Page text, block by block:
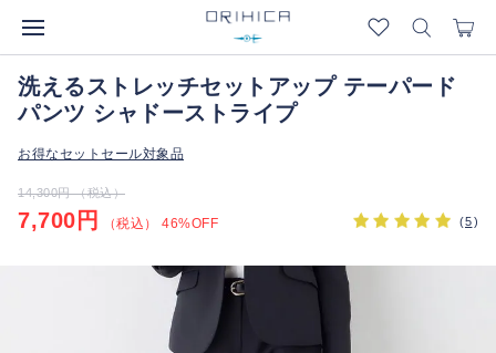
洗えるストレッチセットアップ テーパード
パンツ シャドーストライプ
お得なセットセール対象品
14,300円 （税込）
7,700円 （税込） 46%OFF (5)